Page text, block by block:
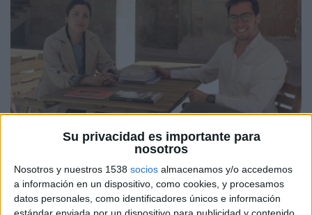
Su privacidad es importante para
nosotros
Nosotros y nuestros 1538 socios almacenamos y/o accedemos
a información en un dispositivo, como cookies, y procesamos
datos personales, como identificadores únicos e información
estándar enviada por un dispositivo para publicidad y contenido
propuestas contenidas en la programación “Abril
del Libro ´24” a la que también se ha sumado